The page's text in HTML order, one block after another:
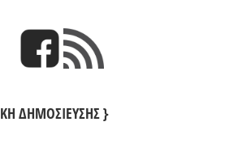
ΔΗΜΟΣΙΕΥΣΗΣ }